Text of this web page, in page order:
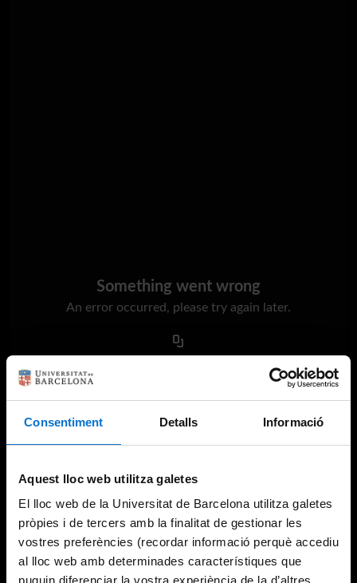
Consentiment Detalls Informació
Aquest lloc web utilitza galetes
El lloc web de la Universitat de Barcelona utilitza galetes
pròpies i de tercers amb la finalitat de gestionar les
vostres preferències (recordar informació perquè accediu
al lloc web amb determinades característiques que
puguin diferenciar la vostra experiència de la d’altres
Something went wrong
An error occurred, please try again later.